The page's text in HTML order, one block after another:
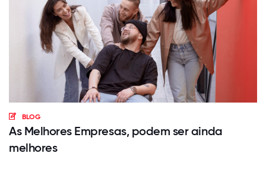
BLOG
As Melhores Empresas, podem ser ainda
melhores